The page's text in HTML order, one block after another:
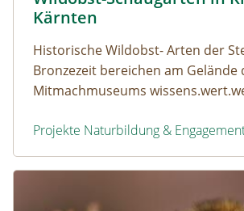
Kärnten
Historische Wildobst- Arten der
Bronzezeit bereichen am Gelände
Mitmachmuseums
Projekte Naturbildung &
Wildobst-Schaugarten in Klagenfurt,
Naturerfolg: Bienenschutz in